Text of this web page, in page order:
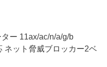
ー 11ax/ac/n/a/g/b
ネット脅威ブロッカー2ベ